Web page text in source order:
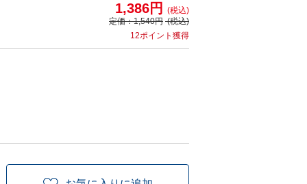
1,386円
(税込)
定価：1,540円 (税込)
12ポイント獲得